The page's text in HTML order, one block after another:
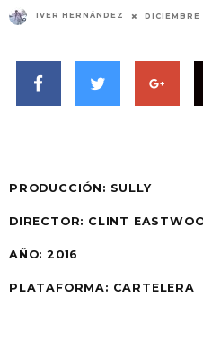
IVER HERNÁNDEZ
PRODUCCIÓN: SULLY
DIRECTOR: CLINT
AÑO: 2016
PLATAFORMA: CARTELERA